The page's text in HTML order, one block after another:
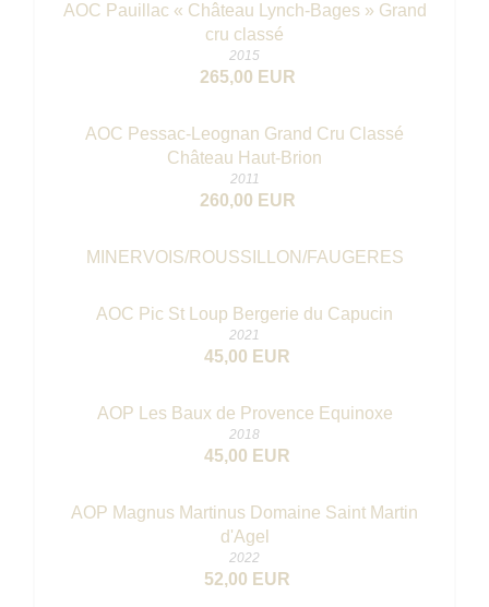
AOC Pauillac « Château Lynch-Bages » Grand
cru classé
2015
265,00 EUR
AOC Pessac-Leognan Grand Cru Classé
Château Haut-Brion
2011
260,00 EUR
MINERVOIS/ROUSSILLON/FAUGERES
AOC Pic St Loup Bergerie du Capucin
2021
45,00 EUR
AOP Les Baux de Provence Equinoxe
2018
45,00 EUR
AOP Magnus Martinus Domaine Saint Martin
d'Agel
2022
52,00 EUR